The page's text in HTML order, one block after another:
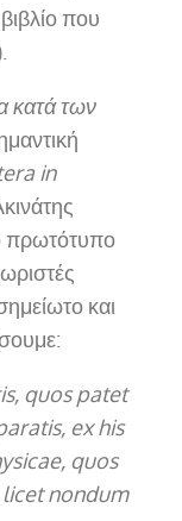
που
κατά των
in
πρωτότυπο
και
quos patet
ex his
quos
nondum